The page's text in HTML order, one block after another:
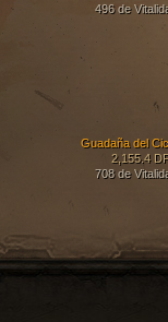
Guadaña del
2,155.4
708 de
496 de